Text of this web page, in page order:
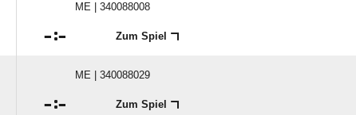
ME | 340088008
: Zum Spiel
ME | 340088029
: Zum Spiel